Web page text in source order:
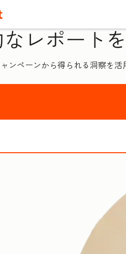
レポート
ンペーンから得られる洞察を活